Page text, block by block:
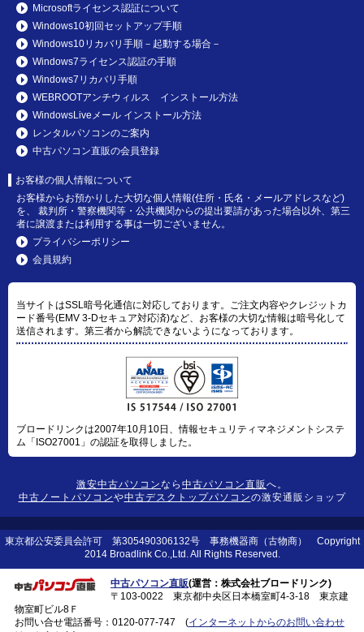
Microsoftライセンス認証について
Windows10初回セットアップ手順
Windows10リカバリ手順－起動する場合－
Windows7ライセンス認証の手順
Windows7リカバリ手順
WEBROOTアンチウィルス インストール方法
WindowsLiveメール インストール方法
レンタルパソコンのご案内
中古パソコン直販の会員登録
お客様の個人情報について
お客様からお預かりした大切な個人情報(住所・氏名・メールアドレスなど)
を、 裁判所・警察機関等・公共機関からの提出要請があった場合以外、第三
者に譲渡または利用する事は一切ございません。
プライバシーポリシー
会員規約
当サイトはSSL暗号化通信に対応しております。ご注文内容やクレジットカ
ード番号(EMV 3-Dセキュア対応済)など、お客様の大切な情報は暗号化して
送信されます。第三者から解読できないようになっております。
ブロードリンクは2007年10月10日、情報セキュリティマネジメントシステ
ム「ISO27001」の認証を取得しました。
激安中古パソコンなら 中古パソコン直販へ。
中古ノートパソコンや中古デスクトップパソコンの激安通販ショップ
東京都公安委員会許可 第305490306132号 事務機器商（古物商） Copyright
2014 Broadlink Co.,Ltd. All Rights Reserved.
中古パソコン直販(運営：株式会社ブロードリンク)
〒103-0022 東京都中央区日本橋室町4-3-18 東京建
物室町ビル8Ｆ
お問い合せ電話番号： 0120-077-747 (インターネットからのお問い合わせ